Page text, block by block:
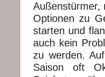
Außenstürmer,
Optionen zu
starten und
auch kein
zu werden.
Saison oft